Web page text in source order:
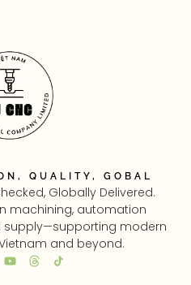
QUALITY, GOBAL
Globally Delivered.
machining, automation
supply—supporting modern
and beyond.